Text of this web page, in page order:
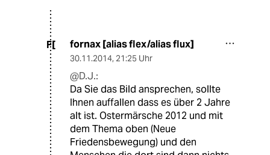
F[ fornax [alias flex/alias flux]
30.11.2014, 21:25 Uhr
@D.J.:
Da Sie das Bild ansprechen, sollte
Ihnen auffallen dass es über 2 Jahre
alt ist. Ostermärsche 2012 und mit
dem Thema oben (Neue
Friedensbewegung) und den